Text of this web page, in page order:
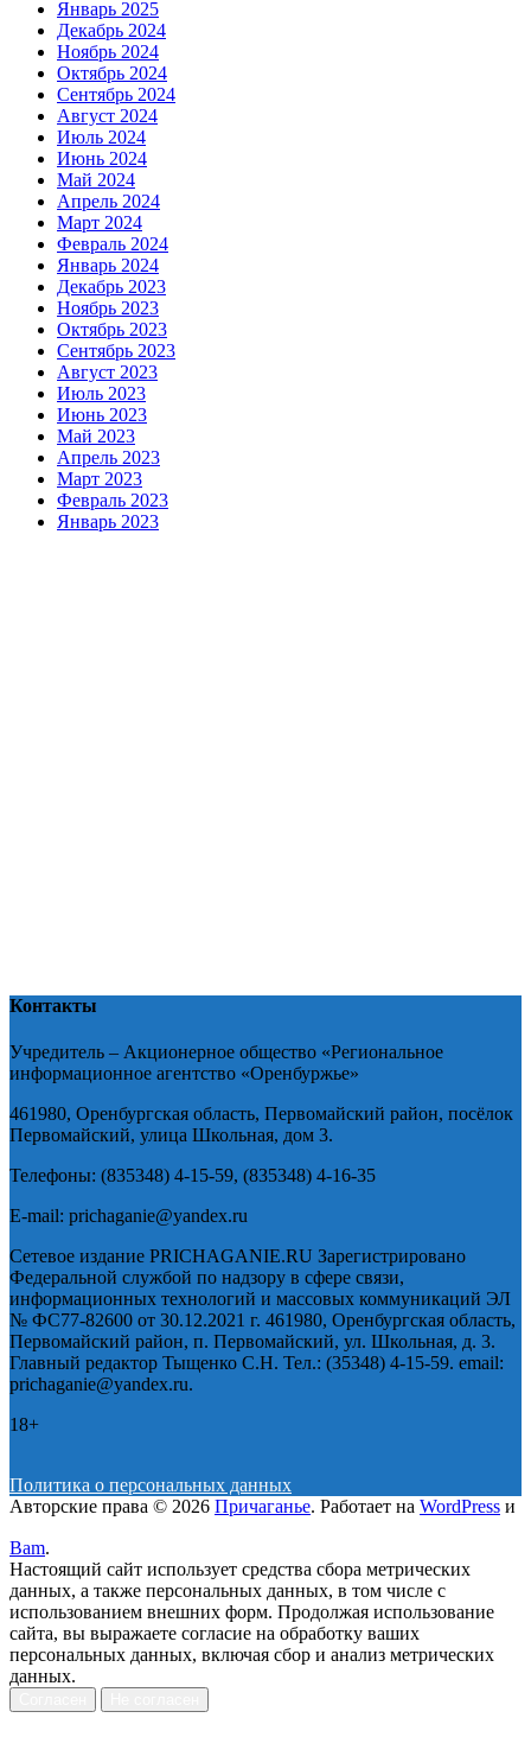
Январь 2025
Декабрь 2024
Ноябрь 2024
Октябрь 2024
Сентябрь 2024
Август 2024
Июль 2024
Июнь 2024
Май 2024
Апрель 2024
Март 2024
Февраль 2024
Январь 2024
Декабрь 2023
Ноябрь 2023
Октябрь 2023
Сентябрь 2023
Август 2023
Июль 2023
Июнь 2023
Май 2023
Апрель 2023
Март 2023
Февраль 2023
Январь 2023
Контакты
Учредитель – Акционерное общество «Региональное
информационное агентство «Оренбуржье»
461980, Оренбургская область, Первомайский район, посёлок
Первомайский, улица Школьная, дом 3.
Телефоны: (835348) 4-15-59, (835348) 4-16-35
E-mail: prichaganie@yandex.ru
Сетевое издание PRICHAGANIE.RU Зарегистрировано
Федеральной службой по надзору в сфере связи,
информационных технологий и массовых коммуникаций ЭЛ
№ ФС77-82600 от 30.12.2021 г. 461980, Оренбургская область,
Первомайский район, п. Первомайский, ул. Школьная, д. 3.
Главный редактор Тыщенко С.Н. Тел.: (35348) 4-15-59. email:
prichaganie@yandex.ru.
18+
Политика о персональных данных
Авторские права © 2026 Причаганье. Работает на WordPress и
Bam.
Настоящий сайт использует средства сбора метрических
данных, а также персональных данных, в том числе с
использованием внешних форм. Продолжая использование
сайта, вы выражаете согласие на обработку ваших
персональных данных, включая сбор и анализ метрических
данных.